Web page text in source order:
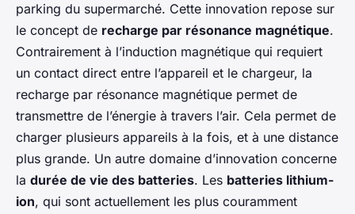
parking du supermarché. Cette innovation repose sur
le concept de recharge par résonance magnétique.
Contrairement à l’induction magnétique qui requiert
un contact direct entre l’appareil et le chargeur, la
recharge par résonance magnétique permet de
transmettre de l’énergie à travers l’air. Cela permet de
charger plusieurs appareils à la fois, et à une distance
plus grande. Un autre domaine d’innovation concerne
la durée de vie des batteries. Les batteries lithium-
ion, qui sont actuellement les plus couramment